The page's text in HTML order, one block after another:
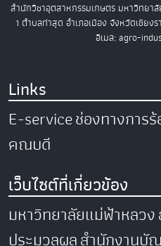
สำนักวิชาอุตสาหกรรมเกษตร มหาวิทยา
1 ตำบลท่าสุด อำเภอเมือง จังหวัดเชียง
อีเมล: agro-
Links
E-serviceช่องทางการ
คณบดี
เว็บไซต์ที่เกี่ยวข้อง
มหาวิทยาลัยแม่ฟ้าหลวง
ประมวลผลสำนักงานบั